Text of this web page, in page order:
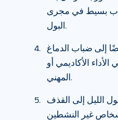
بسيط في مجرى
البول.
إلى ضباب الدماغ
الأكاديمي أو
المهني.
الليل إلى القذف
غير النشطين